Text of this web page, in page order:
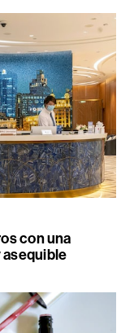
con una
asequible